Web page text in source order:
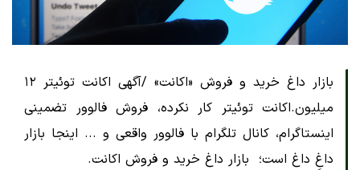
بازار داغ خرید و فروش «اکانت» /آگهی اکانت توئیتر ۱۲
میلیون.اکانت توئیتر کار نکرده، فروش فالوور تضمینی
اینستاگرام، کانال تلگرام با فالوور واقعی و ... اینجا بازار
داغِ داغ است؛ ‌ بازار داغ خرید و فروش اکانت.